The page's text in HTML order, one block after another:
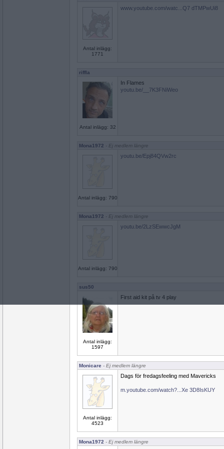
Antal inlägg:
1771
www.youtube.com/watc...Q7 dTMPwUi8
riffla
Antal inlägg: 32
In Flames
youtu.be/__7K3FNiWeo
Mona1972 - Ej medlem längre
Antal inlägg: 790
youtu.be/Epj84QVw2rc
Mona1972 - Ej medlem längre
Antal inlägg: 790
youtu.be/2LzSEwwcJgM
sus50
Antal inlägg:
1597
First aid kit på tv 4 play
Monicare - Ej medlem längre
Antal inlägg:
4523
Dags för fredagsfeeling med Mavericks
m.youtube.com/watch?...Xe 3D8IsKUY
Mona1972 - Ej medlem längre